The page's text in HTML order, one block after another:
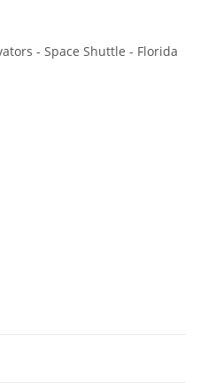
- Space Shuttle - Florida